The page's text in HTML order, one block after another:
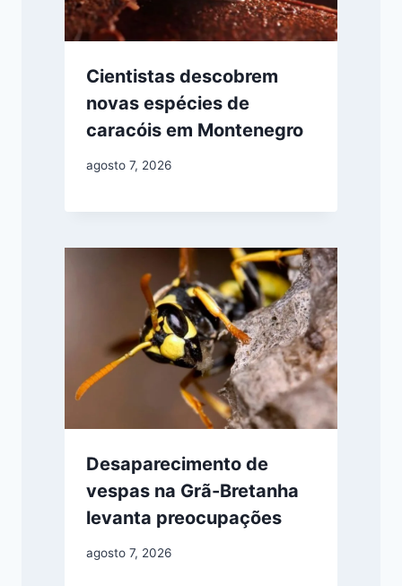
Cientistas descobrem
novas espécies de
caracóis em Montenegro
agosto 7, 2026
Desaparecimento de
vespas na Grã-Bretanha
levanta preocupações
agosto 7, 2026